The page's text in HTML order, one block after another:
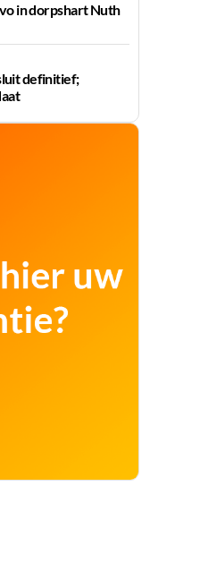
in dorpshart Nuth
definitief;